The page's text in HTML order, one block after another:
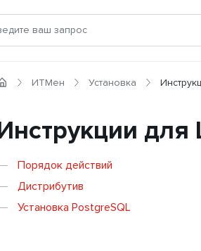
ИТМен Установка
Инструкции для
Порядок действий
Дистрибутив
Установка PostgreSQL